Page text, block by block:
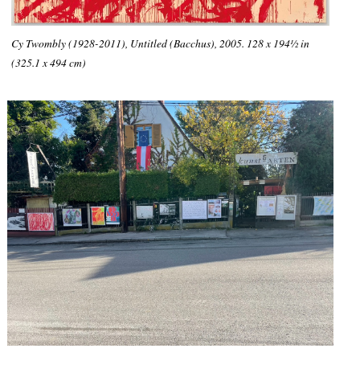
Cy Twombly (1928-2011), Untitled (Bacchus), 2005. 128 x 194½ in
(325.1 x 494 cm)